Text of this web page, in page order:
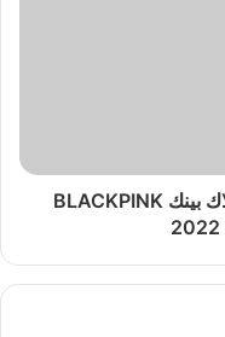
أغنية العودة Comeback لفرقة بلاك بينك BLACKPINK